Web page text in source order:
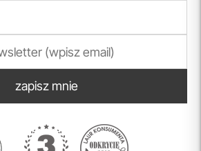
zapisz mnie